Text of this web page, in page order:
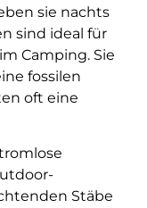
sie nachts
sind ideal für
Camping. Sie
fossilen
oft eine
Stäbe